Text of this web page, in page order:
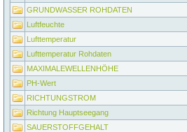
GRUNDWASSER ROHDATEN
Luftfeuchte
Lufttemperatur
Lufttemperatur Rohdaten
MAXIMALEWELLENHÖHE
PH-Wert
RICHTUNGSTROM
Richtung Hauptseegang
SAUERSTOFFGEHALT